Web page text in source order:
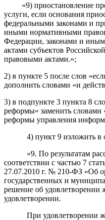
«9) приостановление
услуги, если основания
федеральными законами и
иными нормативными
Федерации, законами и
актами субъектов
правовыми актами.»;
2) в пункте 5 после слов
дополнить словами «и
3) в подпункте 3 пункта 8
реформы» заменить словами
реформы управления
4) пункт 9 изложить
«9. По результатам
соответствии с частью 7
27.07.2010 г. № 210-ФЗ «Об
государственных и
решение об удовлетворении
удовлетворении.
При удовлетворении